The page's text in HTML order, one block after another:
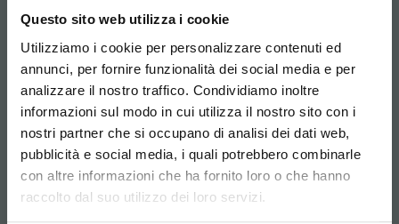
Questo sito web utilizza i cookie
Utilizziamo i cookie per personalizzare contenuti ed
annunci, per fornire funzionalità dei social media e per
analizzare il nostro traffico. Condividiamo inoltre
informazioni sul modo in cui utilizza il nostro sito con i
nostri partner che si occupano di analisi dei dati web,
pubblicità e social media, i quali potrebbero combinarle
con altre informazioni che ha fornito loro o che hanno
raccolto dal suo utilizzo dei loro servizi.
Choose the country you are in and your
language for a better browsing experience
Whatsapp
Información requerida
+39 3457719939
Email
Información requerida